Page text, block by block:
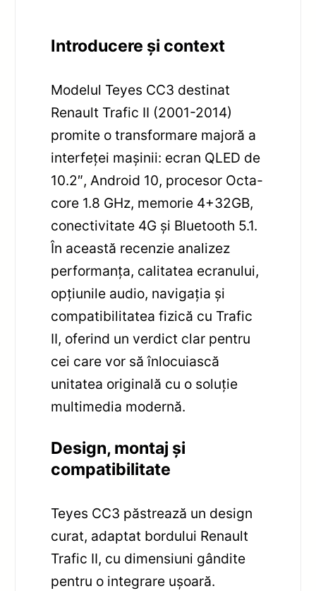
Introducere și context
Modelul Teyes CC3 destinat
Renault Trafic II (2001-2014)
promite o transformare majoră a
interfeței mașinii: ecran QLED de
10.2″, Android 10, procesor Octa-
core 1.8 GHz, memorie 4+32GB,
conectivitate 4G și Bluetooth 5.1.
În această recenzie analizez
performanța, calitatea ecranului,
opțiunile audio, navigația și
compatibilitatea fizică cu Trafic
II, oferind un verdict clar pentru
cei care vor să înlocuiască
unitatea originală cu o soluție
multimedia modernă.
Design, montaj și
compatibilitate
Teyes CC3 păstrează un design
curat, adaptat bordului Renault
Trafic II, cu dimensiuni gândite
pentru o integrare ușoară.